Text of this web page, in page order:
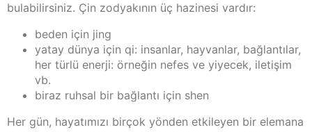
bulabilirsiniz. Çin zodyakının üç hazinesi vardır:
beden için jing
yatay dünya için qi: insanlar, hayvanlar, bağlantılar,
her türlü enerji: örneğin nefes ve yiyecek, iletişim
vb.
biraz ruhsal bir bağlantı için shen
Her gün, hayatımızı birçok yönden etkileyen bir elemana